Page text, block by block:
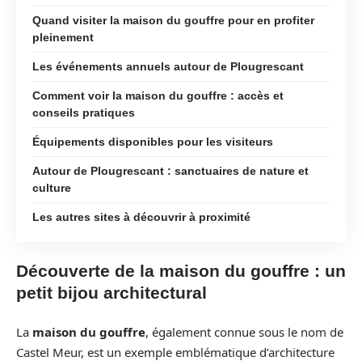
Quand visiter la maison du gouffre pour en profiter
pleinement
Les événements annuels autour de Plougrescant
Comment voir la maison du gouffre : accès et
conseils pratiques
Équipements disponibles pour les visiteurs
Autour de Plougrescant : sanctuaires de nature et
culture
Les autres sites à découvrir à proximité
Découverte de la maison du gouffre : un
petit bijou architectural
La maison du gouffre, également connue sous le nom de
Castel Meur, est un exemple emblématique d’architecture